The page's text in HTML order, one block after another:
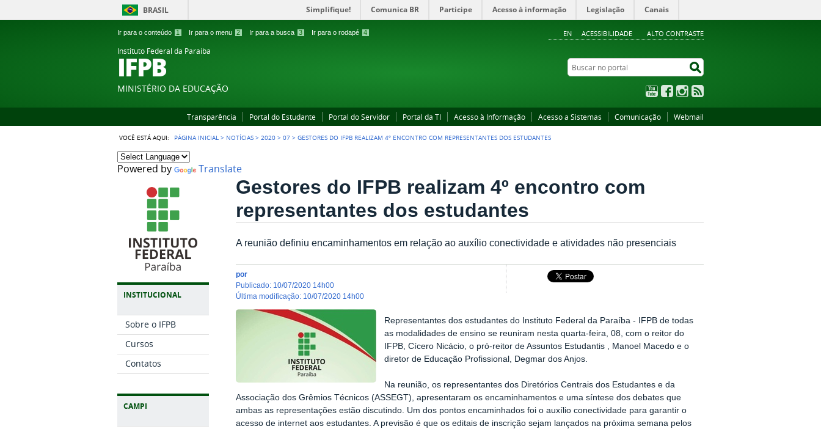
BRASIL Simplifique! Comunica BR Participe Acesso à informação Legislação Canais
Ir para o conteúdo 1 Ir para o menu 2 Ir para a busca 3 Ir para o rodapé 4 EN ACESSIBILIDADE ALTO CONTRASTE
Instituto Federal da Paraiba
IFPB
MINISTÉRIO DA EDUCAÇÃO
Buscar no portal
YouTubeFacebookInstagram
Transparência Portal do Estudante Portal do Servidor Portal da TI Acesso à Informação Acesso a Sistemas Comunicação Webmail
VOCÊ ESTÁ AQUI: PÁGINA INICIAL > NOTÍCIAS >2020 >07 >GESTORES DO IFPB REALIZAM 4º ENCONTRO COM REPRESENTANTES DOS ESTUDANTES
Powered by Translate
INSTITUCIONAL
Sobre o IFPB
Cursos
Contatos
CAMPI
Gestores do IFPB realizam 4º encontro com
representantes dos estudantes
A reunião definiu encaminhamentos em relação ao auxílio conectividade e atividades não presenciais
por
publicado: 10/07/2020 14h00
última modificação: 10/07/2020 14h00
Representantes dos estudantes do Instituto Federal da Paraíba - IFPB de todas
as modalidades de ensino se reuniram nesta quarta-feira, 08, com o reitor do
IFPB, Cícero Nicácio, o pró-reitor de Assuntos Estudantis , Manoel Macedo e o
diretor de Educação Profissional, Degmar dos Anjos.
Na reunião, os representantes dos Diretórios Centrais dos Estudantes e da
Associação dos Grêmios Técnicos (ASSEGT), apresentaram os encaminhamentos e uma síntese dos debates que
ambas as representações estão discutindo. Um dos pontos encaminhados foi o auxílio conectividade para garantir o
acesso de internet aos estudantes. A previsão é que os editais de inscrição sejam lançados na próxima semana pelos